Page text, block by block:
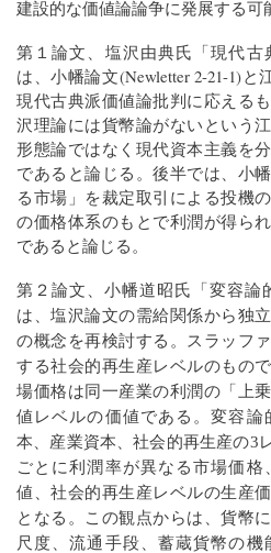
建設的な価値論論争に発展する可
第１論文、塩沢由典氏「現代古
は、小幡論文(Newletter 2-21-1)と
現代古典派価値論批判に応える
沢理論には貨幣論がないという
形態論ではなく現代資本主義を
であると論じる。後半では、小
る市場」を裁定取引による投機
の価格体系のもとで利潤が得ら
であると論じる。
第２論文、小幡道昭氏「変容論
は、塩沢論文の需給関係から独
の概念を再検討する。スラッフ
する社会的再生産レベルのもの
場価格は同一産業の利潤の「上
値レベルの価値である。変容論
本、産業資本、社会的再生産の3
ごとに利潤率が異なる市場価
値、社会的再生産レベルの生産
となる。この観点からは、貨幣
尺度、流通手段、蓄蔵貨幣の